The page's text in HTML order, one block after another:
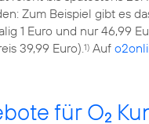
Zum Beispiel gibt es
1 Euro und nur 46,99
39,99 Euro).1) Auf
für O2